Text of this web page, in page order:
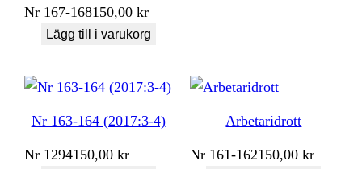
Nr 167-168150,00kr
Lägg till i varukorg
Nr 163-164 (2017:3-4)
Nr 1294150,00kr
Arbetaridrott
Nr 161-162150,00kr